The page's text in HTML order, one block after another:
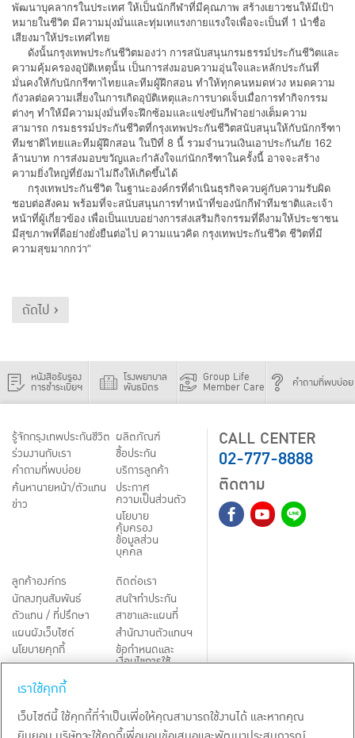
พัฒนาบุคลากรในประเทศ ให้เป็นนักกีฬาที่มีคุณภาพ สร้างเยาวชนให้มีเป้า
หมายในชีวิต มีความมุ่งมั่นและทุ่มเทแรงกายแรงใจเพื่อจะเป็นที่ 1 นำชื่อ
เสียงมาให้ประเทศไทย
ดังนั้นกรุงเทพประกันชีวิตมองว่า การสนับสนุนกรมธรรม์ประกันชีวิตและ
ความคุ้มครองอุบัติเหตุนั้น เป็นการส่งมอบความอุ่นใจและหลักประกันที่
มั่นคงให้กับนักกรีฑาไทยและทีมผู้ฝึกสอน ทำให้ทุกคนหมดห่วง หมดความ
กังวลต่อความเสี่ยงในการเกิดอุบัติเหตุและการบาดเจ็บเมื่อการทำกิจกรรม
ต่างๆ ทำให้มีความมุ่งมั่นที่จะฝึกซ้อมและแข่งขันกีฬาอย่างเต็มความ
สามารถ กรมธรรม์ประกันชีวิตที่กรุงเทพประกันชีวิตสนับสนุนให้กับนักกรีฑา
ทีมชาติไทยและทีมผู้ฝึกสอน ในปีที่ 8 นี้ รวมจำนวนเงินเอาประกันภัย 162
ล้านบาท การส่งมอบขวัญและกำลังใจแก่นักกรีฑาในครั้งนี้ อาจจะสร้าง
ความยิ่งใหญ่ที่ยังมาไม่ถึงให้เกิดขึ้นได้
กรุงเทพประกันชีวิต ในฐานะองค์กรที่ดำเนินธุรกิจควบคู่กับความรับผิด
ชอบต่อสังคม พร้อมที่จะสนับสนุนการทำหน้าที่ของนักกีฬาทีมชาติและเจ้า
หน้าที่ผู้เกี่ยวข้อง เพื่อเป็นแบบอย่างการส่งเสริมกิจกรรมที่ดีงามให้ประชาชน
มีสุขภาพที่ดีอย่างยั่งยืนต่อไป ความแนวคิด กรุงเทพประกันชีวิต ชีวิตที่มี
ความสุขมากกว่า”
ถัดไป ›
หนังสือรับรอง
การชำระเบี้ยฯ
โรงพยาบาล
พันธมิตร
Group Life
Member Care คำถามที่พบบ่อย
รู้จักกรุงเทพประกันชีวิต
ร่วมงานกับเรา
คำถามที่พบบ่อย
ค้นหานายหน้า/ตัวแทน
ข่าว
ผลิตภัณฑ์
ชื้อประกัน
บริการลูกค้า
ประกาศ
ความเป็นส่วนตัว
นโยบาย
คุ้มครอง
ข้อมูลส่วน
บุคคล
ลูกค้าองค์กร
นักลงทุนสัมพันธ์
ตัวแทน / ที่ปรึกษา
แผนผังเว็บไซต์
นโยบายคุกกี้
Third-Party Notices
ติดต่อเรา
สนใจทำประกัน
สาขาและแผนที่
สำนักงานตัวแทนฯ
ข้อกำหนดและ
เงื่อนไขการใช้
CALL CENTER
02-777-8888
ติดตาม
TH EN
เราใช้คุกกี้
เว็บไซต์นี้ ใช้คุกกี้ที่จำเป็นเพื่อให้คุณสามารถใช้งานได้ และหากคุณ